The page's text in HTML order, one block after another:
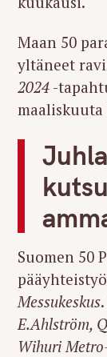
Maan 50
yltäneet
2024 -
maaliskuuta
Suomen 50
Messukeskus
E.Ahlström,
Wihuri